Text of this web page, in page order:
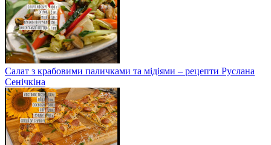
Салат з крабовими паличками та мідіями – рецепти Руслана
Сенічкіна